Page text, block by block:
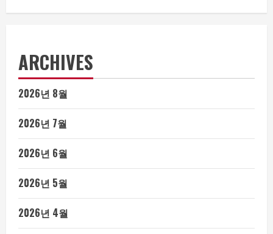
ARCHIVES
2026년 8월
2026년 7월
2026년 6월
2026년 5월
2026년 4월